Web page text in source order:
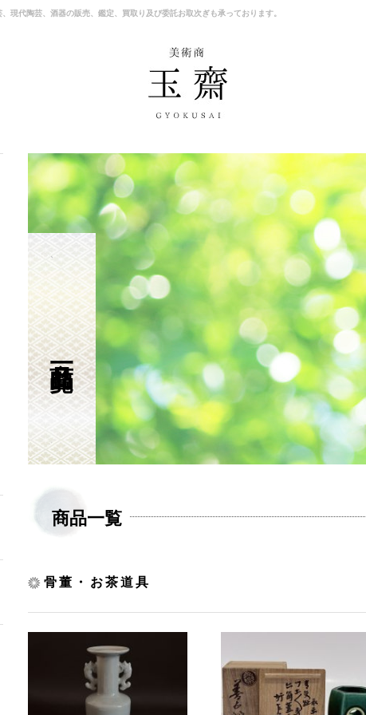
現代陶芸、酒器の販売、鑑定、買取り及び委託お取次ぎも承っております。
商品一覧
商品一覧
骨董・お茶道具